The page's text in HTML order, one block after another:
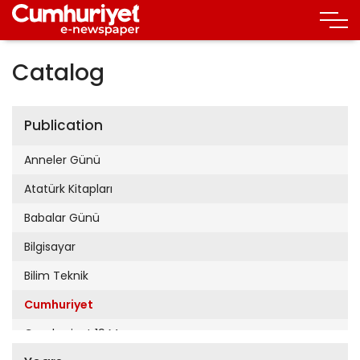
Catalog
Publication
Anneler Günü
Atatürk Kitapları
Babalar Günü
Bilgisayar
Bilim Teknik
Cumhuriyet
Cumhuriyet 19 Mayıs